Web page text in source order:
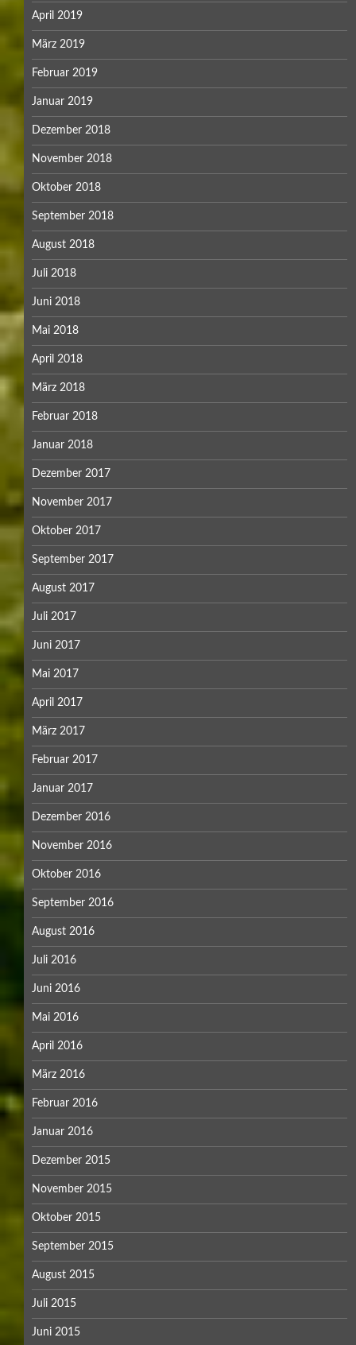
April 2019
März 2019
Februar 2019
Januar 2019
Dezember 2018
November 2018
Oktober 2018
September 2018
August 2018
Juli 2018
Juni 2018
Mai 2018
April 2018
März 2018
Februar 2018
Januar 2018
Dezember 2017
November 2017
Oktober 2017
September 2017
August 2017
Juli 2017
Juni 2017
Mai 2017
April 2017
März 2017
Februar 2017
Januar 2017
Dezember 2016
November 2016
Oktober 2016
September 2016
August 2016
Juli 2016
Juni 2016
Mai 2016
April 2016
März 2016
Februar 2016
Januar 2016
Dezember 2015
November 2015
Oktober 2015
September 2015
August 2015
Juli 2015
Juni 2015